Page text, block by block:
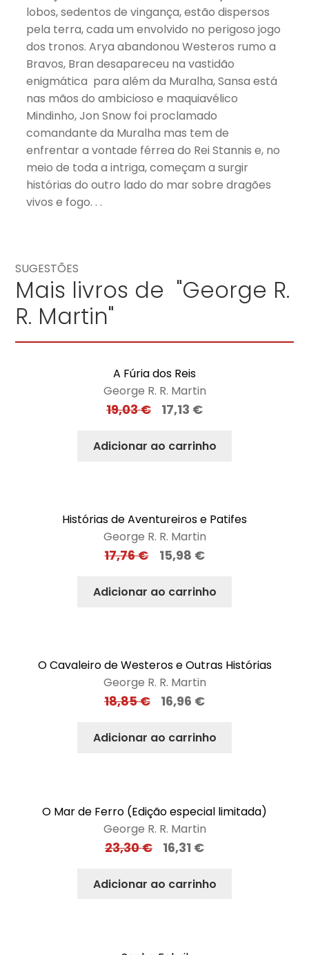
lobos, sedentos de vingança, estão dispersos
pela terra, cada um envolvido no perigoso jogo
dos tronos. Arya abandonou Westeros rumo a
Bravos, Bran desapareceu na vastidão
enigmática para além da Muralha, Sansa está
nas mãos do ambicioso e maquiavélico
Mindinho, Jon Snow foi proclamado
comandante da Muralha mas tem de
enfrentar a vontade férrea do Rei Stannis e, no
meio de toda a intriga, começam a surgir
histórias do outro lado do mar sobre dragões
vivos e fogo. . .
SUGESTÕES
Mais livros de "George R.
R. Martin"
A Fúria dos Reis
George R. R. Martin
19,03€ 17,13 €
Adicionar ao carrinho
Histórias de Aventureiros e Patifes
George R. R. Martin
17,76€ 15,98 €
Adicionar ao carrinho
O Cavaleiro de Westeros e Outras Histórias
George R. R. Martin
18,85€ 16,96 €
Adicionar ao carrinho
O Mar de Ferro (Edição especial limitada)
George R. R. Martin
23,30€ 16,31 €
Adicionar ao carrinho